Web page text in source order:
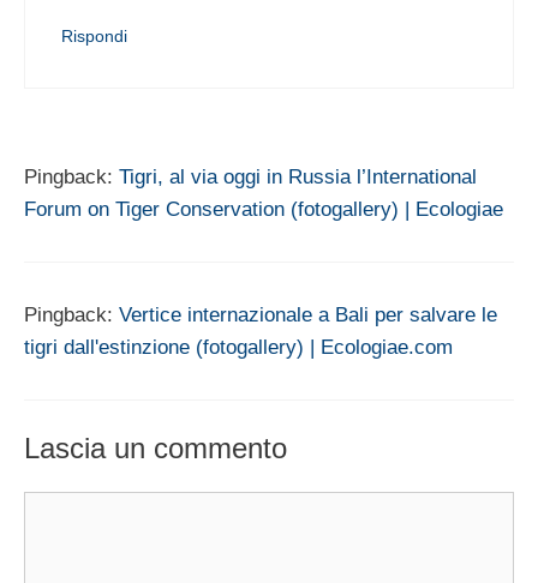
Rispondi
Pingback: Tigri, al via oggi in Russia l’International
Forum on Tiger Conservation (fotogallery) | Ecologiae
Pingback: Vertice internazionale a Bali per salvare le
tigri dall'estinzione (fotogallery) | Ecologiae.com
Lascia un commento